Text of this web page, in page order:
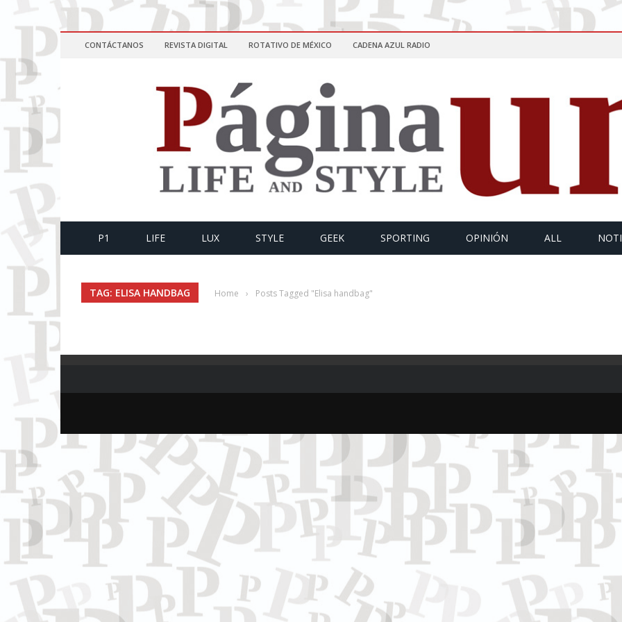
CONTÁCTANOS REVISTA DIGITAL ROTATIVO DE MÉXICO CADENA AZUL RADIO
P1 LIFE LUX STYLE GEEK SPORTING OPINIÓN ALL
TAG: ELISA HANDBAG Home › Posts Tagged "Elisa handbag"